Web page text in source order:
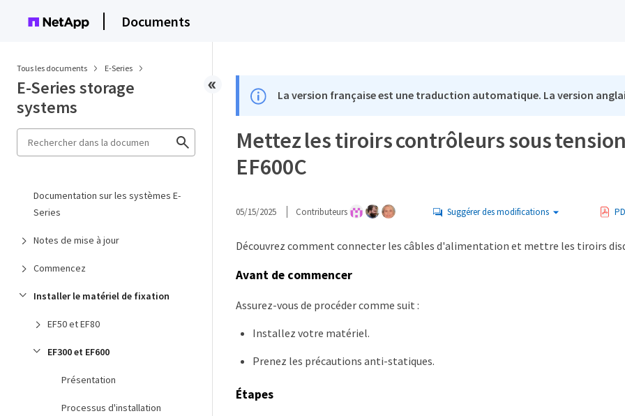
Documents
Tous les documents E-Series
E-Series storage
systems
Documentation sur les systèmes E-
Series
Notes de mise à jour
Commencez
Installer le matériel de fixation
EF50 et EF80
EF300 et EF600
Présentation
Processus d'installation
La version française est une traduction automatique. La version
Mettez les tiroirs contrôleurs sous tension
EF600C
05/15/2025 Contributeurs Suggérer des modifications
Découvrez comment connecter les câbles d'alimentation et mettre les tiroirs
Avant de commencer
Assurez-vous de procéder comme suit :
Installez votre matériel.
Prenez les précautions anti-statiques.
Étapes